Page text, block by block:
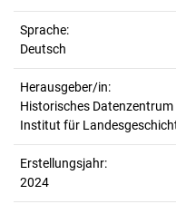
Sprache:
Deutsch
Herausgeber/in:
Historisches
Institut für
Erstellungsjahr:
2024